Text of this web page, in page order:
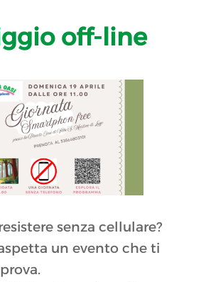
off-line
senza cellulare?
un evento che ti